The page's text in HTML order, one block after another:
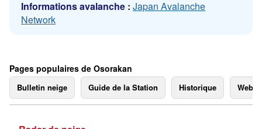
Informations avalanche : Japan Avalanche
Network
Pages populaires de Osorakan
Bulletin neige Guide de la Station Historique